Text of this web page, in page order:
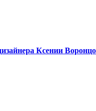
Ксении